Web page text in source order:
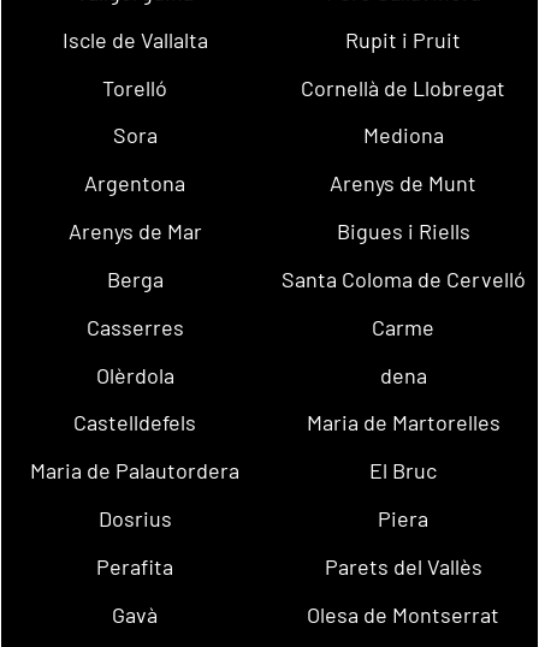
Iscle de Vallalta
Rupit i Pruit
Torelló
Cornellà de Llobregat
Sora
Mediona
Argentona
Arenys de Munt
Arenys de Mar
Bigues i Riells
Berga
Santa Coloma de Cervelló
Casserres
Carme
Olèrdola
dena
Castelldefels
Maria de Martorelles
Maria de Palautordera
El Bruc
Dosrius
Piera
Perafita
Parets del Vallès
Gavà
Olesa de Montserrat